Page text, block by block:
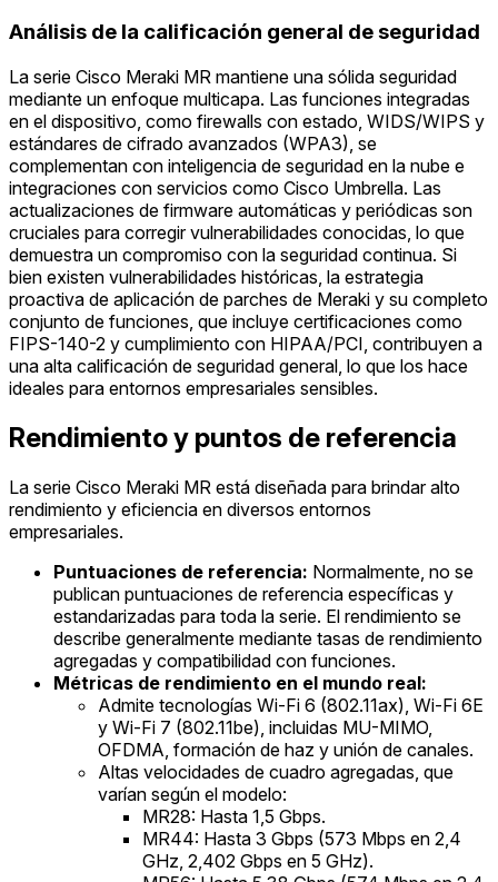
Análisis de la calificación general de seguridad
La serie Cisco Meraki MR mantiene una sólida seguridad
mediante un enfoque multicapa. Las funciones integradas
en el dispositivo, como firewalls con estado, WIDS/WIPS y
estándares de cifrado avanzados (WPA3), se
complementan con inteligencia de seguridad en la nube e
integraciones con servicios como Cisco Umbrella. Las
actualizaciones de firmware automáticas y periódicas son
cruciales para corregir vulnerabilidades conocidas, lo que
demuestra un compromiso con la seguridad continua. Si
bien existen vulnerabilidades históricas, la estrategia
proactiva de aplicación de parches de Meraki y su completo
conjunto de funciones, que incluye certificaciones como
FIPS-140-2 y cumplimiento con HIPAA/PCI, contribuyen a
una alta calificación de seguridad general, lo que los hace
ideales para entornos empresariales sensibles.
Rendimiento y puntos de referencia
La serie Cisco Meraki MR está diseñada para brindar alto
rendimiento y eficiencia en diversos entornos
empresariales.
Puntuaciones de referencia: Normalmente, no se
publican puntuaciones de referencia específicas y
estandarizadas para toda la serie. El rendimiento se
describe generalmente mediante tasas de rendimiento
agregadas y compatibilidad con funciones.
Métricas de rendimiento en el mundo real:
Admite tecnologías Wi-Fi 6 (802.11ax), Wi-Fi 6E
y Wi-Fi 7 (802.11be), incluidas MU-MIMO,
OFDMA, formación de haz y unión de canales.
Altas velocidades de cuadro agregadas, que
varían según el modelo:
MR28: Hasta 1,5 Gbps.
MR44: Hasta 3 Gbps (573 Mbps en 2,4
GHz, 2,402 Gbps en 5 GHz).